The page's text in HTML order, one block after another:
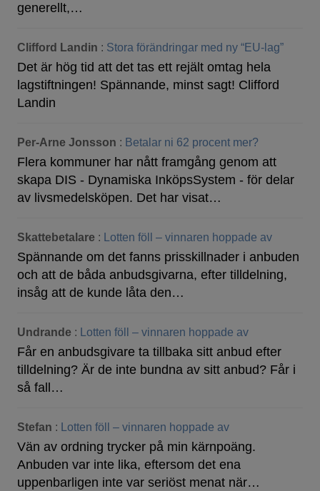
generellt,…
Clifford Landin : Stora förändringar med ny “EU-lag”
Det är hög tid att det tas ett rejält omtag hela
lagstiftningen! Spännande, minst sagt! Clifford
Landin
Per-Arne Jonsson : Betalar ni 62 procent mer?
Flera kommuner har nått framgång genom att
skapa DIS - Dynamiska InköpsSystem - för delar
av livsmedelsköpen. Det har visat…
Skattebetalare : Lotten föll – vinnaren hoppade av
Spännande om det fanns prisskillnader i anbuden
och att de båda anbudsgivarna, efter tilldelning,
insåg att de kunde låta den…
Undrande : Lotten föll – vinnaren hoppade av
Får en anbudsgivare ta tillbaka sitt anbud efter
tilldelning? Är de inte bundna av sitt anbud? Får i
så fall…
Stefan : Lotten föll – vinnaren hoppade av
Vän av ordning trycker på min kärnpoäng.
Anbuden var inte lika, eftersom det ena
uppenbarligen inte var seriöst menat när…